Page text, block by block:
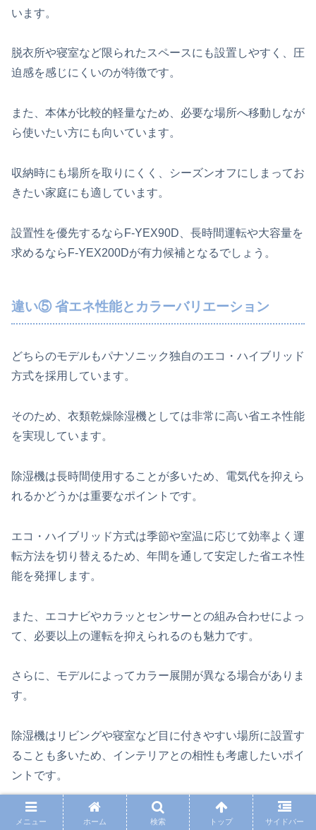
います。
脱衣所や寝室など限られたスペースにも設置しやすく、圧
迫感を感じにくいのが特徴です。
また、本体が比較的軽量なため、必要な場所へ移動しなが
ら使いたい方にも向いています。
収納時にも場所を取りにくく、シーズンオフにしまってお
きたい家庭にも適しています。
設置性を優先するならF-YEX90D、長時間運転や大容量を
求めるならF-YEX200Dが有力候補となるでしょう。
違い⑤ 省エネ性能とカラーバリエーション
どちらのモデルもパナソニック独自のエコ・ハイブリッド
方式を採用しています。
そのため、衣類乾燥除湿機としては非常に高い省エネ性能
を実現しています。
除湿機は長時間使用することが多いため、電気代を抑えら
れるかどうかは重要なポイントです。
エコ・ハイブリッド方式は季節や室温に応じて効率よく運
転方法を切り替えるため、年間を通して安定した省エネ性
能を発揮します。
また、エコナビやカラッとセンサーとの組み合わせによっ
て、必要以上の運転を抑えられるのも魅力です。
さらに、モデルによってカラー展開が異なる場合がありま
す。
除湿機はリビングや寝室など目に付きやすい場所に設置す
ることも多いため、インテリアとの相性も考慮したいポイ
ントです。
機能面だけでなく、見た目の印象も比較しながら選ぶこと
メニュー ホーム 検索 トップ サイドバー